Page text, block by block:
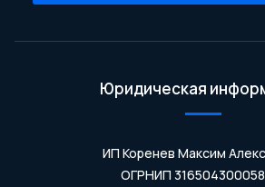
Юридическая
ИП Коренев Максим
ОГРНИП